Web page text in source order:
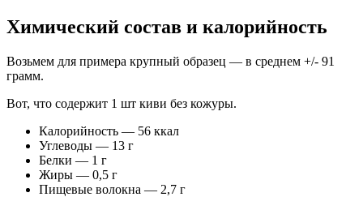
Химический состав и калорийность
Возьмем для примера крупный образец — в среднем +/- 91
грамм.
Вот, что содержит 1 шт киви без кожуры.
Калорийность — 56 ккал
Углеводы — 13 г
Белки — 1 г
Жиры — 0,5 г
Пищевые волокна — 2,7 г